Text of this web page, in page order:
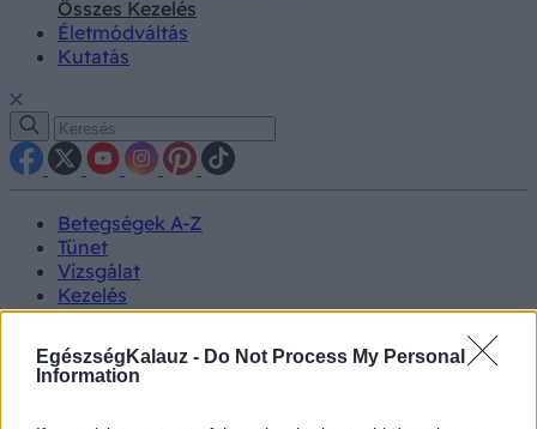
EgészségKalauz - Do Not Process My Personal
Information
Összes Kezelés
Életmódváltás
Kutatás
Betegségek A-Z
Tünet
Vizsgálat
Kezelés
Életmódváltás
Kutatás
Prevenció
Hírek